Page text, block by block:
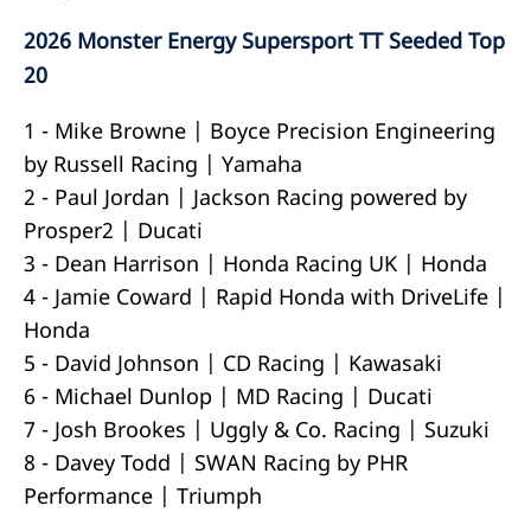
2026 Monster Energy Supersport TT Seeded Top
20
1 - Mike Browne | Boyce Precision Engineering
by Russell Racing | Yamaha
2 - Paul Jordan | Jackson Racing powered by
Prosper2 | Ducati
3 - Dean Harrison | Honda Racing UK | Honda
4 - Jamie Coward | Rapid Honda with DriveLife |
Honda
5 - David Johnson | CD Racing | Kawasaki
6 - Michael Dunlop | MD Racing | Ducati
7 - Josh Brookes | Uggly & Co. Racing | Suzuki
8 - Davey Todd | SWAN Racing by PHR
Performance | Triumph